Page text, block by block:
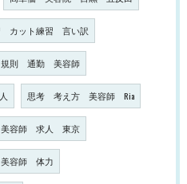
カット練習 言い訳
則 通勤 美容師
思考 考え方 美容師 Ria
美容師 求人 東京
容師 体力